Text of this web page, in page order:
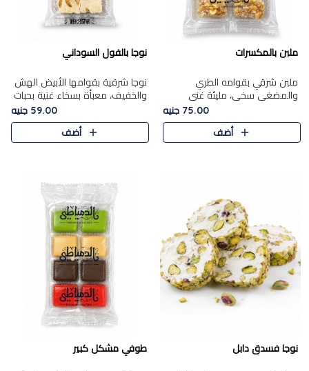
ملبن بالمكسرات
ملبن شرقي بقوامه الطري
والمضغي سخي، مليئة غني
بتشكيلة فاخرة من المكسرات
مشكلة المختارة التي تقدم تضيف
قرمشة مميزة مرضية ونكهة
75.00 جنيه
أضف
نوجا بالفول السوداني
نوجا شرقية بقوامها الأبيض الهش
والخفيف، معبأة بسخاء غنية بحبات
الفول السوداني المحمص التي
يقدم تضيف قرمشة مميزة مرضية
وتوازنًا رائعًا مع حلا..
59.00 جنيه
أضف
نوجا فسدق دابل طوفي مشكل كبير